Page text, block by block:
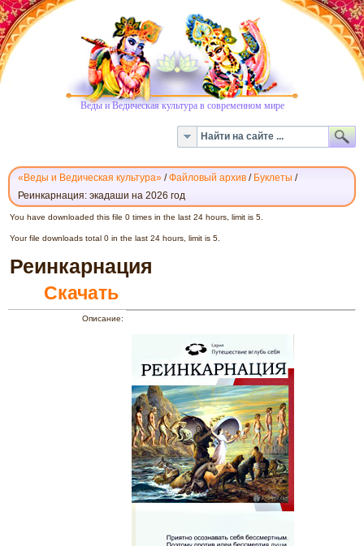
Веды и Ведическая культура в современном мире
«Веды и Ведическая культура» /Файловый архив / Буклеты /
Реинкарнация: экадаши на 2026 год
РЕИНКАРНАЦИЯ,
You have downloaded this file 0 times in the last 24 hours, limit is 5.
Your file downloads total 0 in the last 24 hours, limit is 5.
Реинкарнация
Скачать
Описание: